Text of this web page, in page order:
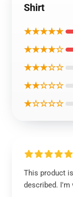
Shirt
★★★★★
★★★★☆
★★★☆☆
★★☆☆☆
★☆☆☆☆
This product
described. I'm